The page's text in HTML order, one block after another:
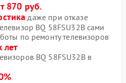
870 руб.
даже при отказе
BQ 58FSU32B сами
по ремонту телевизоров
лет
BQ 58FSU32B в